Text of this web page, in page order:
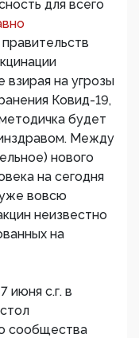
для всего
взирая на угрозы
Ковид-19,
будет
Между
нового
на сегодня
уже вовсю
неизвестно
на
июня с.г. в
сообщества